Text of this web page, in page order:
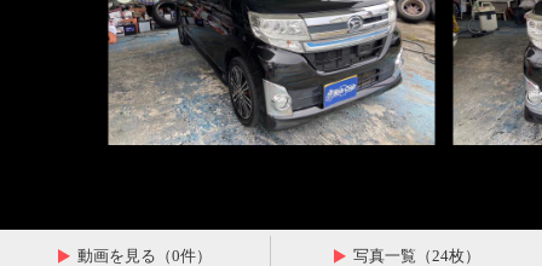
動画を見る（0件） 写真一覧（24枚）